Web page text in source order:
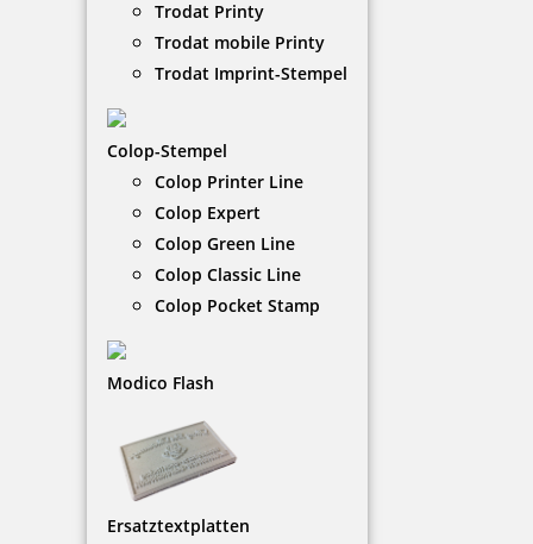
Trodat Printy
Trodat mobile Printy
Trodat Imprint-Stempel
Colop-Stempel
Colop Printer Line
Colop Expert
Colop Green Line
Colop Classic Line
Colop Pocket Stamp
Modico Flash
Ersatztextplatten
gehören. Die Exlibris-Stempel werden als
Holzstempel mit Motiv angeboten und benötigen
ein separates Stempelkissen zum Gebrauch.
NACH WUNSCHSTEMPEL FILTERN
€-
€+
8 Artikel in der Kategorie